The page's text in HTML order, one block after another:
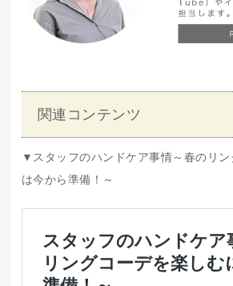
関連コンテンツ
▼スタッフのハンドケア事情～春のリン
は今から準備！～